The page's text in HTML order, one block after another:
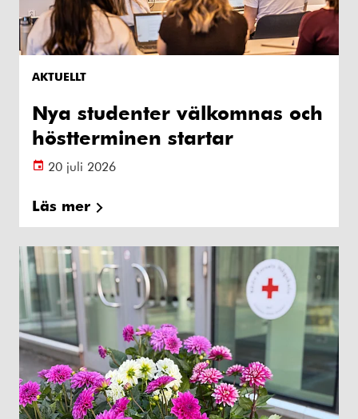
AKTUELLT
Nya studenter välkomnas och
höstterminen startar
20 juli 2026
Läs mer